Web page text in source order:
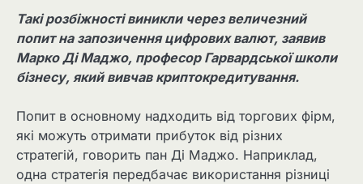
Такі розбіжності виникли через величезний
попит на запозичення цифрових валют, заявив
Марко Ді Маджо, професор Гарвардської школи
бізнесу, який вивчав криптокредитування.
Попит в основному надходить від торгових фірм,
які можуть отримати прибуток від різних
стратегій, говорить пан Ді Маджо. Наприклад,
одна стратегія передбачає використання різниці